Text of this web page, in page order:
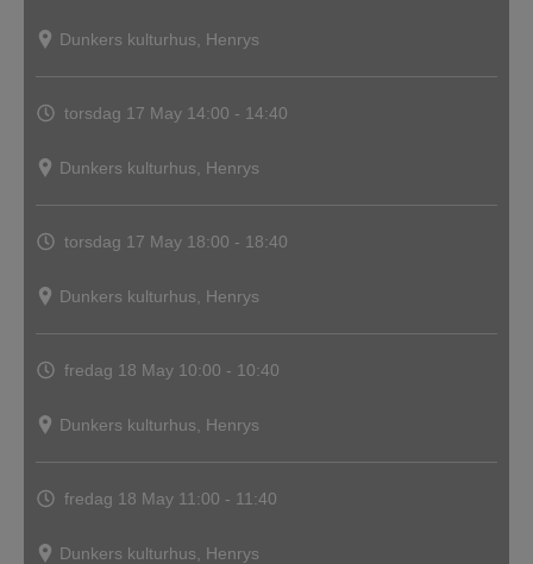
Dunkers kulturhus, Henrys
torsdag 17 May 14:00 - 14:40
Dunkers kulturhus, Henrys
torsdag 17 May 18:00 - 18:40
Dunkers kulturhus, Henrys
fredag 18 May 10:00 - 10:40
Dunkers kulturhus, Henrys
fredag 18 May 11:00 - 11:40
Dunkers kulturhus, Henrys